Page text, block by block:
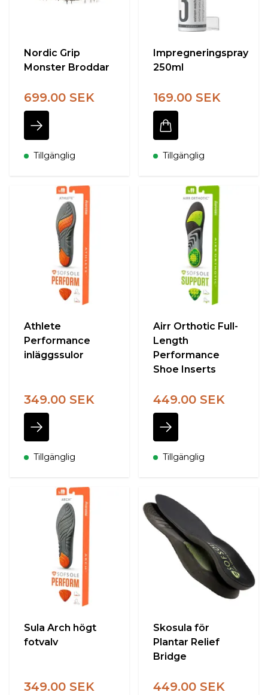
Nordic Grip
Monster Broddar
699.00 SEK
Tillgänglig
Impregneringspray
250ml
169.00 SEK
Tillgänglig
Athlete
Performance
inläggssulor
349.00 SEK
Tillgänglig
Airr Orthotic Full-
Length
Performance
Shoe Inserts
449.00 SEK
Tillgänglig
Sula Arch högt
fotvalv
349.00 SEK
Skosula för
Plantar Relief
Bridge
449.00 SEK